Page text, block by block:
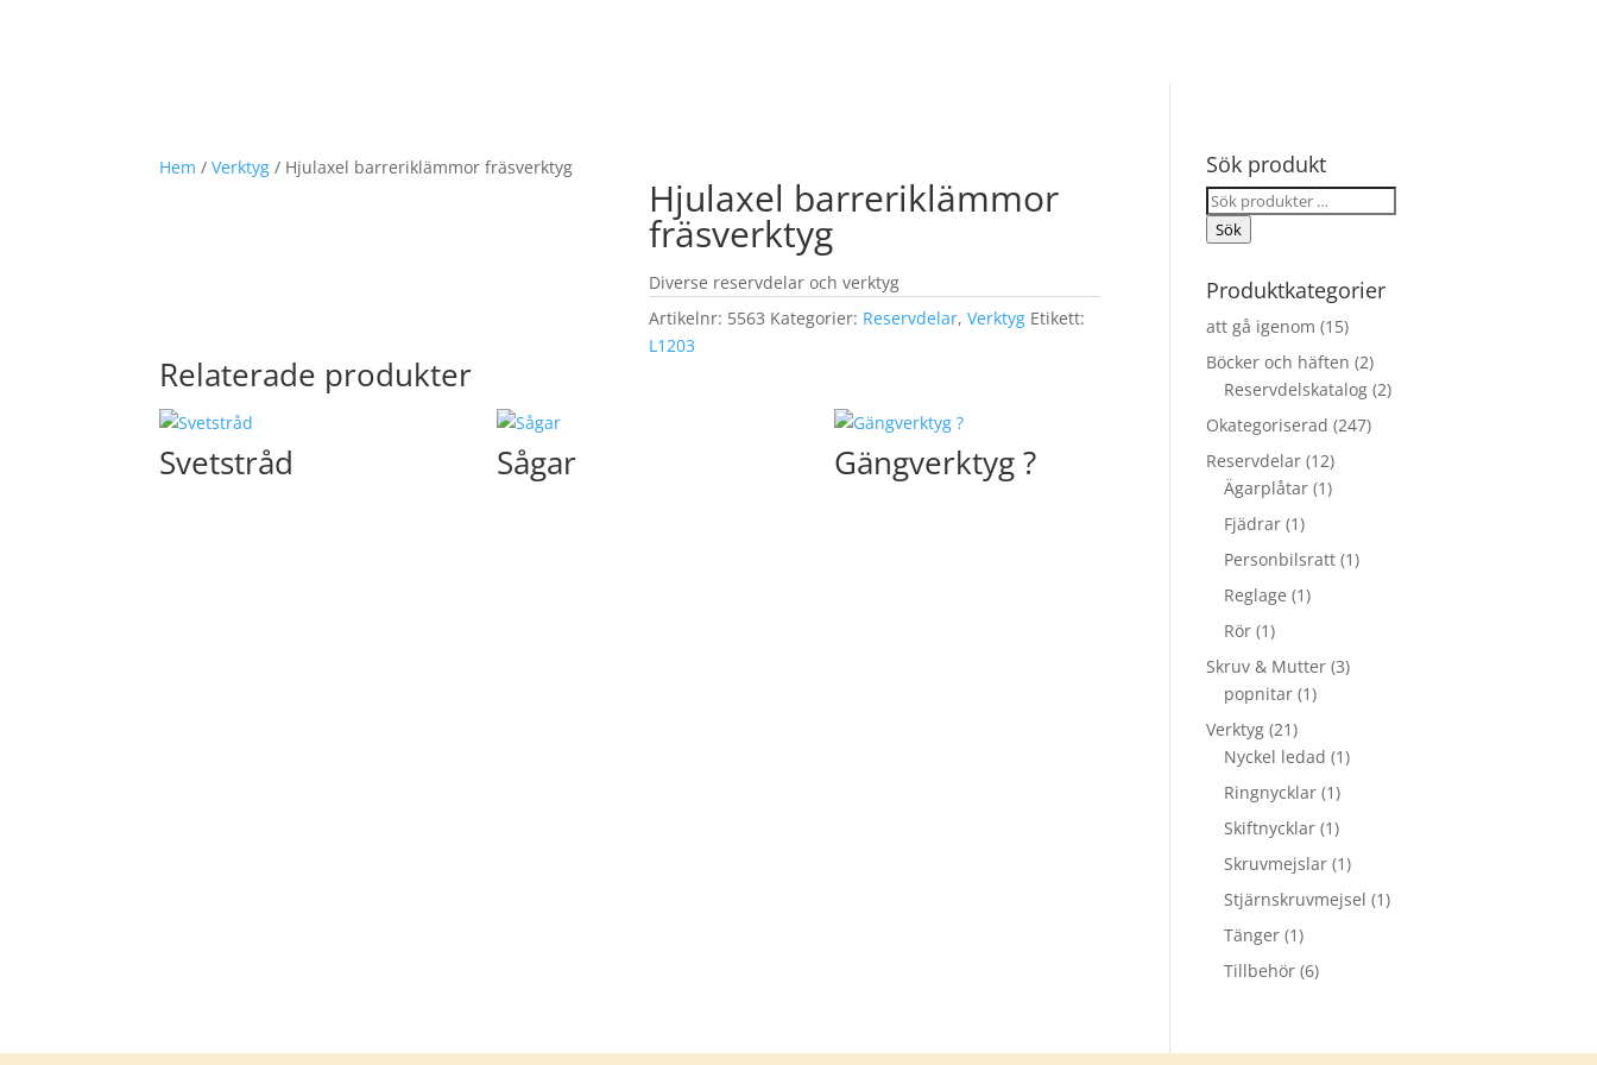
Hem /Verktyg / Hjulaxel barreriklämmor fräsverktyg
Hjulaxel barreriklämmor
fräsverktyg
Diverse reservdelar och verktyg
Artikelnr: 5563 Kategorier: Reservdelar,Verktyg Etikett:
L1203
Relaterade produkter
Svetstråd Sågar Gängverktyg ?
Sök produkt
Sök
efter:
Sök
Produktkategorier
att gå igenom (15)
Böcker och häften (2)
Reservdelskatalog (2)
Okategoriserad (247)
Reservdelar (12)
Ägarplåtar (1)
Fjädrar (1)
Personbilsratt (1)
Reglage (1)
Rör (1)
Skruv & Mutter (3)
popnitar (1)
Verktyg (21)
Nyckel ledad (1)
Ringnycklar (1)
Skiftnycklar (1)
Skruvmejslar (1)
Stjärnskruvmejsel (1)
Tänger (1)
Tillbehör (6)